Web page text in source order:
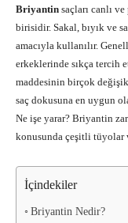
Briyantin saçları canlı
birisidir. Sakal, bıyık ve
amacıyla kullanılır.
erkeklerinde sıkça tercih
maddesinin birçok
saç dokusuna en uygun
Ne işe yarar? Briyantin
konusunda çeşitli tüyolar
İçindekiler
Briyantin Nedir?